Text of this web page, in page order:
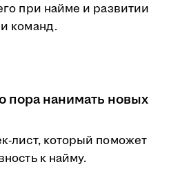
при найме и развитии
команд.
пора нанимать новых
лист, который поможет
к найму.